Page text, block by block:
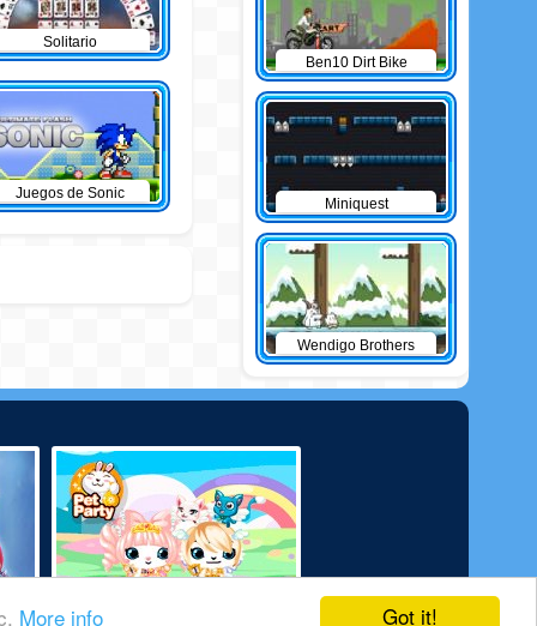
Got it!
More info
Solitario
Juegos de Sonic
Ben10 Dirt Bike
Miniquest
Wendigo Brothers